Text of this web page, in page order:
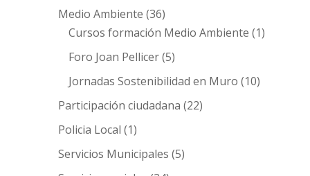
Medio Ambiente (36)
Cursos formación Medio Ambiente (1)
Foro Joan Pellicer(5)
Jornadas Sostenibilidad en Muro (10)
Participación ciudadana (22)
Policia Local (1)
Servicios Municipales (5)